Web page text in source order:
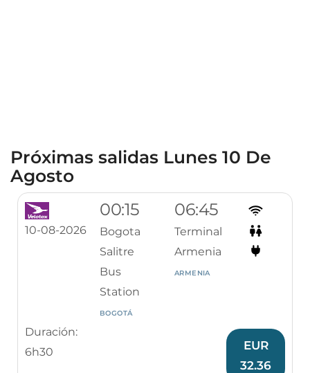
Próximas salidas Lunes 10 De
Agosto
10-08-2026
00:15
Bogota
Salitre
Bus
Station
BOGOTÁ
06:45
Terminal
Armenia
ARMENIA
Duración:
6h30
EUR
32.36